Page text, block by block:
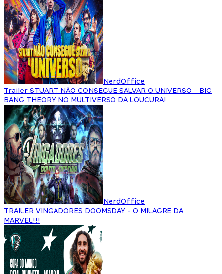
NerdOffice
Trailer STUART NÃO CONSEGUE SALVAR O UNIVERSO - BIG
BANG THEORY NO MULTIVERSO DA LOUCURA!
NerdOffice
TRAILER VINGADORES DOOMSDAY - O MILAGRE DA
MARVEL!!!